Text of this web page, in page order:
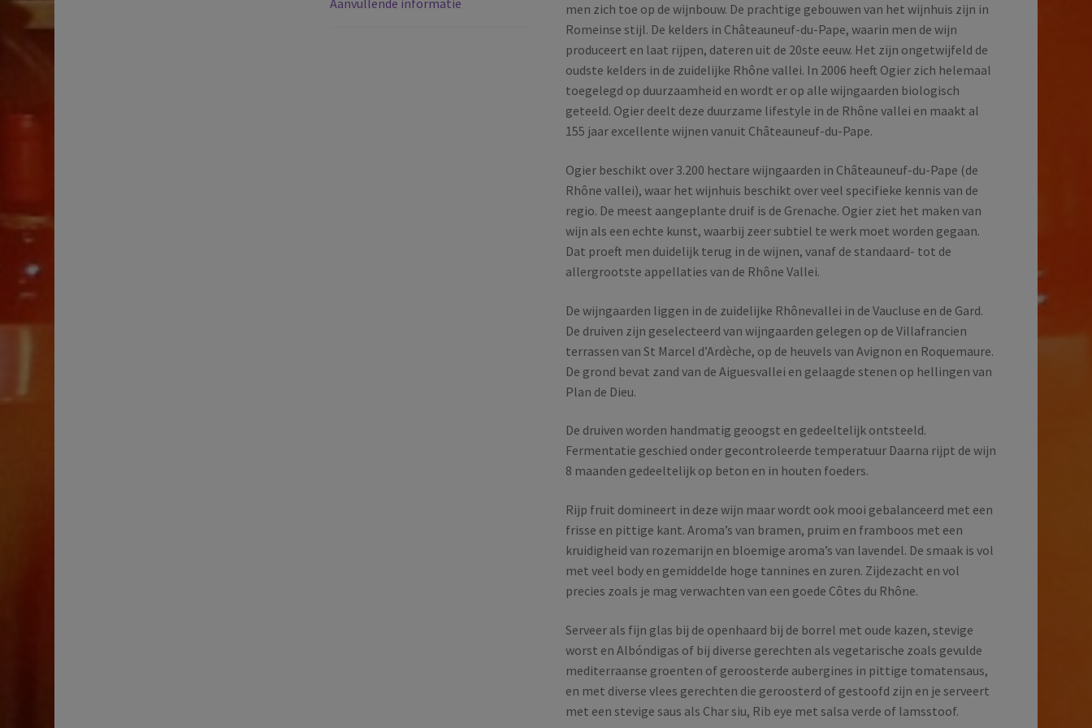
2024
aantal
Aanvullende informatie
men zich toe op de wijnbouw. De prachtige gebouwen van het wijnhuis zijn in
Romeinse stijl. De kelders in Châteauneuf-du-Pape, waarin men de wijn
produceert en laat rijpen, dateren uit de 20ste eeuw. Het zijn ongetwijfeld de
oudste kelders in de zuidelijke Rhône vallei. In 2006 heeft Ogier zich helemaal
toegelegd op duurzaamheid en wordt er op alle wijngaarden biologisch
geteeld. Ogier deelt deze duurzame lifestyle in de Rhône vallei en maakt al
155 jaar excellente wijnen vanuit Châteauneuf-du-Pape.
Ogier beschikt over 3.200 hectare wijngaarden in Châteauneuf-du-Pape (de
Rhône vallei), waar het wijnhuis beschikt over veel specifieke kennis van de
regio. De meest aangeplante druif is de Grenache. Ogier ziet het maken van
wijn als een echte kunst, waarbij zeer subtiel te werk moet worden gegaan.
Dat proeft men duidelijk terug in de wijnen, vanaf de standaard- tot de
allergrootste appellaties van de Rhône Vallei.
De wijngaarden liggen in de zuidelijke Rhônevallei in de Vaucluse en de Gard.
De druiven zijn geselecteerd van wijngaarden gelegen op de Villafrancien
terrassen van St Marcel d’Ardèche, op de heuvels van Avignon en Roquemaure.
De grond bevat zand van de Aiguesvallei en gelaagde stenen op hellingen van
Plan de Dieu.
De druiven worden handmatig geoogst en gedeeltelijk ontsteeld.
Fermentatie geschied onder gecontroleerde temperatuur Daarna rijpt de wijn
8 maanden gedeeltelijk op beton en in houten foeders.
Rijp fruit domineert in deze wijn maar wordt ook mooi gebalanceerd met een
frisse en pittige kant. Aroma’s van bramen, pruim en framboos met een
kruidigheid van rozemarijn en bloemige aroma’s van lavendel. De smaak is vol
met veel body en gemiddelde hoge tannines en zuren. Zijdezacht en vol
precies zoals je mag verwachten van een goede Côtes du Rhône.
Serveer als fijn glas bij de openhaard bij de borrel met oude kazen, stevige
worst en Albóndigas of bij diverse gerechten als vegetarische zoals gevulde
mediterraanse groenten of geroosterde aubergines in pittige tomatensaus,
en met diverse vlees gerechten die geroosterd of gestoofd zijn en je serveert
met een stevige saus als Char siu, Rib eye met salsa verde of lamsstoof.